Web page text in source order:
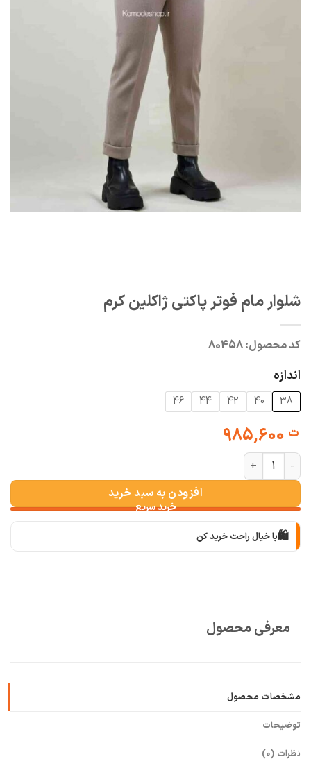
شلوار مام فوتر پاکتی ژاکلین کرم
کد محصول:80458
اندازه
38
40
42
44
46
ت985,600
شلوار مام فوتر پاکتی ژاکلین کرم عدد
افزودن به سبد خرید
🛍️با خیال راحت خرید کن
🧡بعد از خرید هم کنارتیم
معرفی محصول
مشخصات محصول
توضیحات
نظرات (0)